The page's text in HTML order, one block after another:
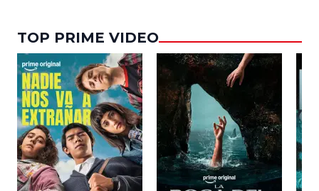
TOP PRIME VIDEO